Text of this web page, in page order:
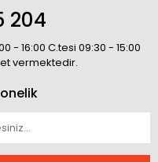
204
- 16:00 C.tesi 09:30 - 15:00
vermektedir.